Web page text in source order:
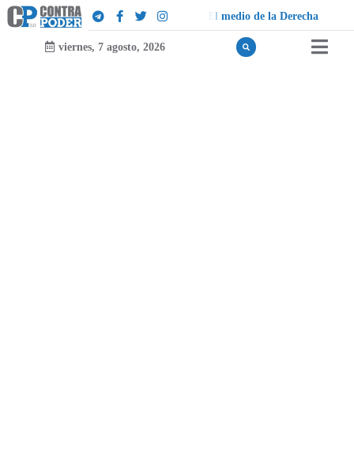
o de la Derecha
viernes, 7 agosto, 2026